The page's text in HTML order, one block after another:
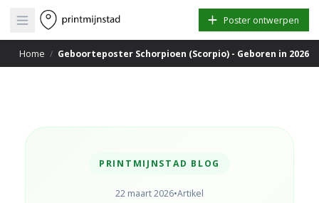
Open main menu Poster ontwerpen
Home / Geboorteposter Schorpioen (Scorpio) - Geboren in 2026
PRINTMIJNSTAD BLOG
22 maart 2026•Artikel